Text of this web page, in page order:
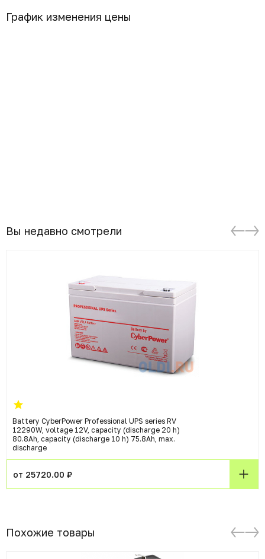
График изменения цены
Вы недавно смотрели
Battery CyberPower Professional UPS series RV
12290W, voltage 12V, capacity (discharge 20 h)
80.8Ah, capacity (discharge 10 h) 75.8Ah, max.
discharge
от 25720.00 ₽
Похожие товары